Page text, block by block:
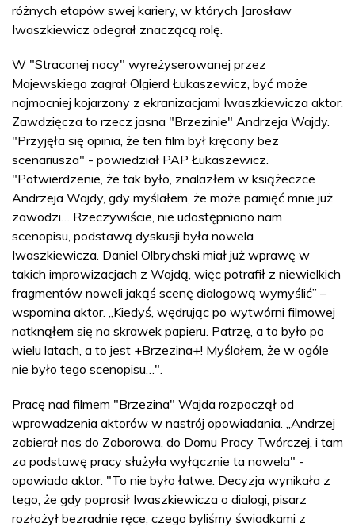
różnych etapów swej kariery, w których Jarosław
Iwaszkiewicz odegrał znaczącą rolę.
W "Straconej nocy" wyreżyserowanej przez
Majewskiego zagrał Olgierd Łukaszewicz, być może
najmocniej kojarzony z ekranizacjami Iwaszkiewicza aktor.
Zawdzięcza to rzecz jasna "Brzezinie" Andrzeja Wajdy.
"Przyjęła się opinia, że ten film był kręcony bez
scenariusza" - powiedział PAP Łukaszewicz.
"Potwierdzenie, że tak było, znalazłem w książeczce
Andrzeja Wajdy, gdy myślałem, że może pamięć mnie już
zawodzi… Rzeczywiście, nie udostępniono nam
scenopisu, podstawą dyskusji była nowela
Iwaszkiewicza. Daniel Olbrychski miał już wprawę w
takich improwizacjach z Wajdą, więc potrafił z niewielkich
fragmentów noweli jakąś scenę dialogową wymyślić” –
wspomina aktor. „Kiedyś, wędrując po wytwórni filmowej
natknąłem się na skrawek papieru. Patrzę, a to było po
wielu latach, a to jest +Brzezina+! Myślałem, że w ogóle
nie było tego scenopisu…".
Pracę nad filmem "Brzezina" Wajda rozpoczął od
wprowadzenia aktorów w nastrój opowiadania. „Andrzej
zabierał nas do Zaborowa, do Domu Pracy Twórczej, i tam
za podstawę pracy służyła wyłącznie ta nowela" -
opowiada aktor. "To nie było łatwe. Decyzja wynikała z
tego, że gdy poprosił Iwaszkiewicza o dialogi, pisarz
rozłożył bezradnie ręce, czego byliśmy świadkami z